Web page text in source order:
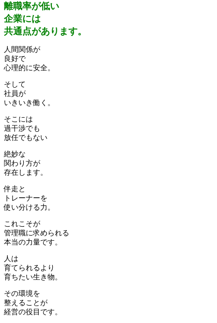
離職率が低い
企業には
共通点があります。
人間関係が
良好で
心理的に安全。
そして
社員が
いきいき働く。
そこには
過干渉でも
放任でもない
絶妙な
関わり方が
存在します。
伴走と
トレーナーを
使い分ける力。
これこそが
管理職に求められる
本当の力量です。
人は
育てられるより
育ちたい生き物。
その環境を
整えることが
経営の役目です。